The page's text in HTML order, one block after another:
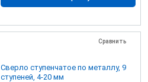
Сравнить
Сверло ступенчатое по металлу, 9
ступеней, 4-20 мм